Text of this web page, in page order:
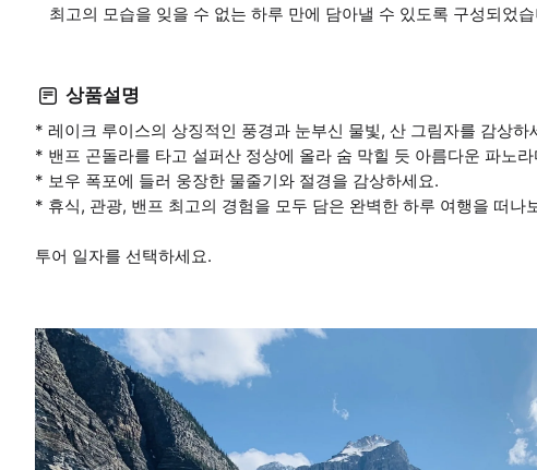
최고의 모습을 잊을 수 없는 하루 만에 담아낼 수 있도록 구성되었
상품설명
* 레이크 루이스의 상징적인 풍경과 눈부신 물빛, 산 그림자를 감상하
* 밴프 곤돌라를 타고 설퍼산 정상에 올라 숨 막힐 듯 아름다운 파노
* 보우 폭포에 들러 웅장한 물줄기와 절경을 감상하세요.
* 휴식, 관광, 밴프 최고의 경험을 모두 담은 완벽한 하루 여행을 떠나
투어 일자를 선택하세요.